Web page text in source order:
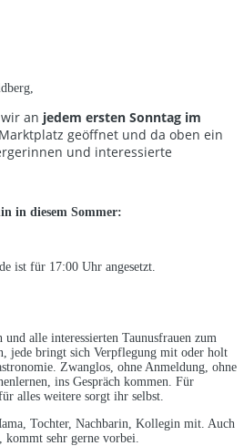
an jedem ersten Sonntag im
geöffnet und da oben ein
und interessierte
in diesem Sommer:
ist für 17:00 Uhr angesetzt.
alle interessierten Taunusfrauen zum
jede bringt sich Verpflegung mit oder holt
Zwanglos, ohne Anmeldung, ohne
ins Gespräch kommen. Für
alles weitere sorgt ihr selbst.
Tochter, Nachbarin, Kollegin mit. Auch
kommt sehr gerne vorbei.